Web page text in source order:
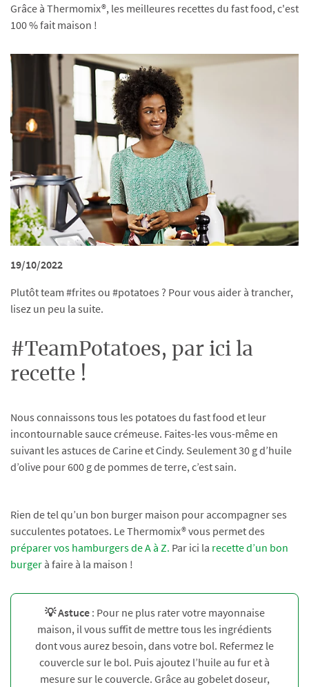
Grâce à Thermomix®, les meilleures recettes du fast food, c'est
100 % fait maison !
19/10/2022
Plutôt team #frites ou #potatoes ? Pour vous aider à trancher,
lisez un peu la suite.
#TeamPotatoes, par ici la
recette !
Nous connaissons tous les potatoes du fast food et leur
incontournable sauce crémeuse. Faites-les vous-même en
suivant les astuces de Carine et Cindy. Seulement 30 g d’huile
d’olive pour 600 g de pommes de terre, c’est sain.
Rien de tel qu’un bon burger maison pour accompagner ses
succulentes potatoes. Le Thermomix® vous permet des
préparer vos hamburgers de A à Z. Par ici la recette d’un bon
burger à faire à la maison !
💡 Astuce: Pour ne plus rater votre mayonnaise
maison, il vous suffit de mettre tous les ingrédients
dont vous aurez besoin, dans votre bol. Refermez le
couvercle sur le bol. Puis ajoutez l’huile au fur et à
mesure sur le couvercle. Grâce au gobelet doseur,